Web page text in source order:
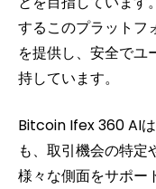
するこのプラットフ
を提供し、安全でユ
持しています。
Bitcoin Ifex 360 AI
も、取引機会の特
様々な側面をサポー